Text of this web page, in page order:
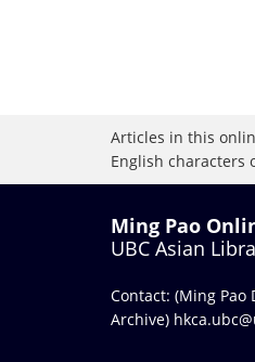
Articles in this
English characters
Ming Pao
UBC Asian
Contact: (Ming Pao
Archive)